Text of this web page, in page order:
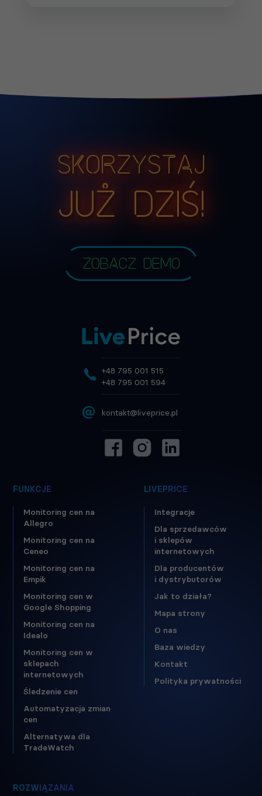
Skorzystaj
już dziś!
Zobacz demo
FUNKCJE
Monitoring cen na
Allegro
Monitoring cen na
Ceneo
Monitoring cen na
Empik
Monitoring cen w
Google Shopping
Monitoring cen na
Idealo
Monitoring cen w
sklepach
internetowych
Śledzenie cen
Automatyzacja zmian
cen
Alternatywa dla
TradeWatch
LIVEPRICE
Integracje
Dla sprzedawców
i sklepów
internetowych
Dla producentów
i dystrybutorów
Jak to działa?
Mapa strony
O nas
Baza wiedzy
Kontakt
Polityka prywatności
ROZWIĄZANIA
+48 795 001 515
+48 795 001 594
@ kontakt@liveprice.pl